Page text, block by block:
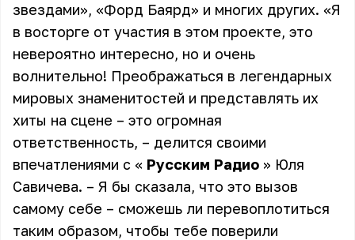
звездами», «Форд Баярд» и многих других. «Я
в восторге от участия в этом проекте, это
невероятно интересно, но и очень
волнительно! Преображаться в легендарных
мировых знаменитостей и представлять их
хиты на сцене – это огромная
ответственность, – делится своими
впечатлениями с « Русским Радио » Юля
Савичева. – Я бы сказала, что это вызов
самому себе – сможешь ли перевоплотиться
таким образом, чтобы тебе поверили